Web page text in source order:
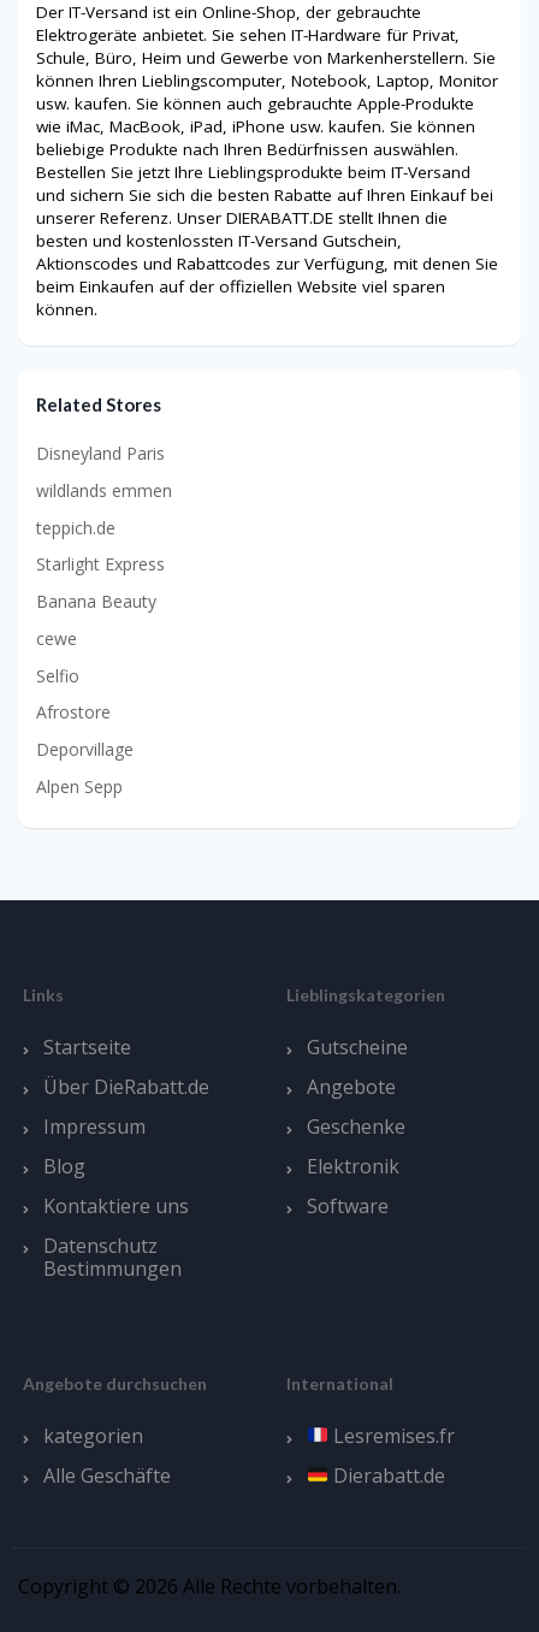
Der IT-Versand ist ein Online-Shop, der gebrauchte
Elektrogeräte anbietet. Sie sehen IT-Hardware für Privat,
Schule, Büro, Heim und Gewerbe von Markenherstellern. Sie
können Ihren Lieblingscomputer, Notebook, Laptop, Monitor
usw. kaufen. Sie können auch gebrauchte Apple-Produkte
wie iMac, MacBook, iPad, iPhone usw. kaufen. Sie können
beliebige Produkte nach Ihren Bedürfnissen auswählen.
Bestellen Sie jetzt Ihre Lieblingsprodukte beim IT-Versand
und sichern Sie sich die besten Rabatte auf Ihren Einkauf bei
unserer Referenz. Unser DIERABATT.DE stellt Ihnen die
besten und kostenlossten IT-Versand Gutschein,
Aktionscodes und Rabattcodes zur Verfügung, mit denen Sie
beim Einkaufen auf der offiziellen Website viel sparen
können.
Related Stores
Disneyland Paris
wildlands emmen
teppich.de
Starlight Express
Banana Beauty
cewe
Selfio
Afrostore
Deporvillage
Alpen Sepp
Links
Startseite
Über DieRabatt.de
Impressum
Blog
Kontaktiere uns
Datenschutz
Bestimmungen
Lieblingskategorien
Gutscheine
Angebote
Geschenke
Elektronik
Software
Angebote durchsuchen
kategorien
Alle Geschäfte
International
Lesremises.fr
Dierabatt.de
Copyright © 2026 Alle Rechte vorbehalten.